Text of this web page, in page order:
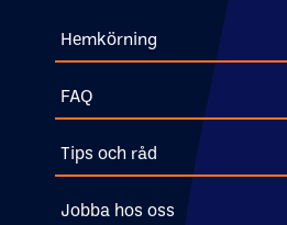
Hemkörning
FAQ
Tips och råd
Jobba hos oss